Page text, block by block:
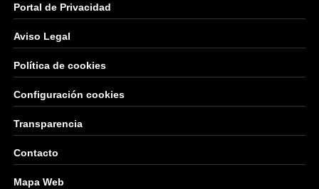
Portal de Privacidad
Aviso Legal
Política de cookies
Configuración cookies
Transparencia
Contacto
Mapa Web